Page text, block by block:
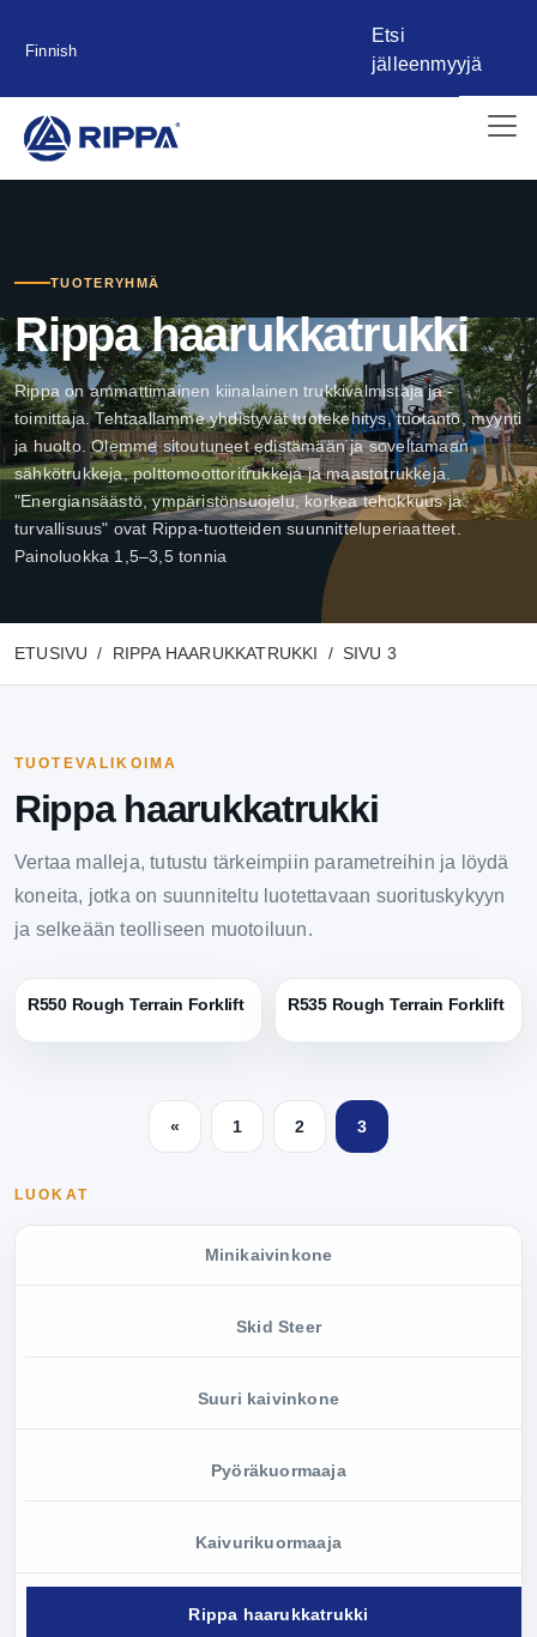
Finnish
Etsi
jälleenmyyjä
TUOTERYHMÄ
Rippa haarukkatrukki
Rippa on ammattimainen kiinalainen trukkivalmistaja ja -
toimittaja. Tehtaallamme yhdistyvät tuotekehitys, tuotanto, myynti
ja huolto. Olemme sitoutuneet edistämään ja soveltamaan
sähkötrukkeja, polttomoottoritrukkeja ja maastotrukkeja.
"Energiansäästö, ympäristönsuojelu, korkea tehokkuus ja
turvallisuus" ovat Rippa-tuotteiden suunnitteluperiaatteet.
Painoluokka 1,5–3,5 tonnia
ETUSIVU RIPPA HAARUKKATRUKKI SIVU 3
TUOTEVALIKOIMA
Rippa haarukkatrukki
Vertaa malleja, tutustu tärkeimpiin parametreihin ja löydä
koneita, jotka on suunniteltu luotettavaan suorituskykyyn
ja selkeään teolliseen muotoiluun.
LUOKAT
Minikaivinkone
Skid Steer
Suuri kaivinkone
Pyöräkuormaaja
Kaivurikuormaaja
Rippa haarukkatrukki
R550 Rough Terrain Forklift R535 Rough Terrain Forklift
« 1 2 3